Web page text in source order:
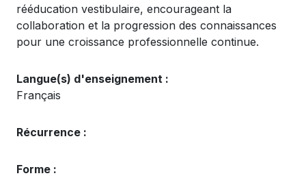
rééducation vestibulaire, encourageant la
collaboration et la progression des connaissances
pour une croissance professionnelle continue.
Langue(s) d'enseignement :
Français
Récurrence :
Forme :